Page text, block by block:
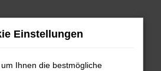
Einstellungen
Ihnen die bestmögliche